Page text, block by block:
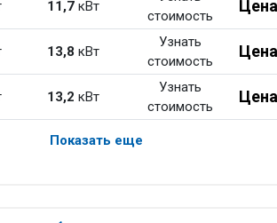
11,7кВт
стоимость
13,8 кВт
Узнать
стоимость
13,2 кВт
Узнать
стоимость
Показать еще